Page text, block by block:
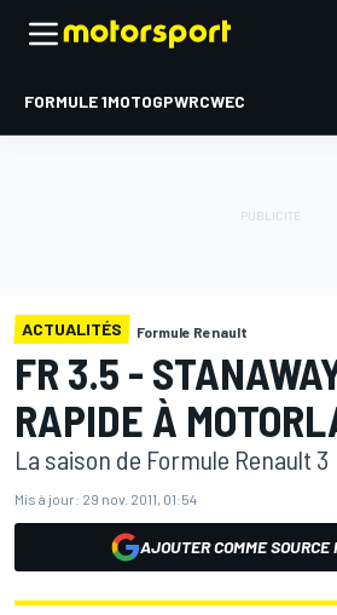
FORMULE 1MOTOGPWRCWEC
ACTUALITÉS Formule Renault
FR 3.5 -
RAPIDE À
La saison de Formule Renault 3
Mis à jour: 29 nov. 2011, 01:54
AJOUTER COMME SOURCE